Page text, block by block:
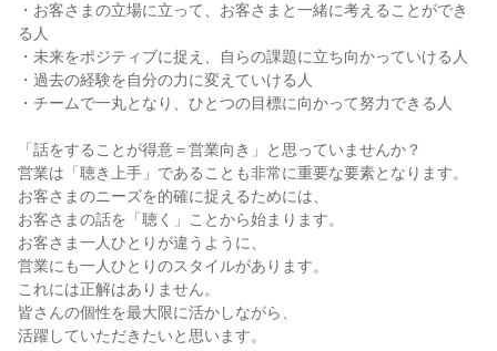
・お客さまの立場に立って、お客さまと一緒に考えることができ
る人
・未来をポジティブに捉え、自らの課題に立ち向かっていける人
・過去の経験を自分の力に変えていける人
・チームで一丸となり、ひとつの目標に向かって努力できる人
「話をすることが得意＝営業向き」と思っていませんか？
営業は「聴き上手」であることも非常に重要な要素となります。
お客さまのニーズを的確に捉えるためには、
お客さまの話を「聴く」ことから始まります。
お客さま一人ひとりが違うように、
営業にも一人ひとりのスタイルがあります。
これには正解はありません。
皆さんの個性を最大限に活かしながら、
活躍していただきたいと思います。